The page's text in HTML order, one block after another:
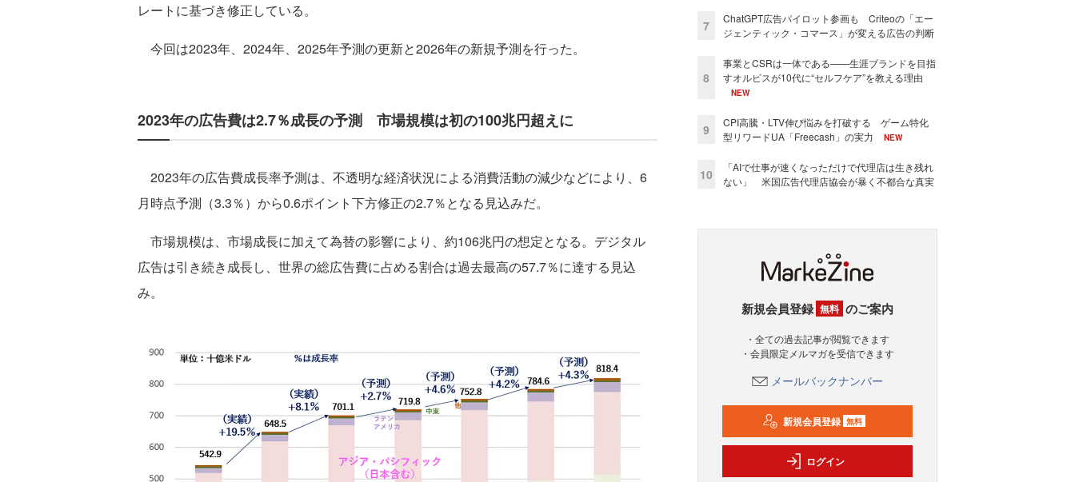
レートに基づき修正している。
今回は2023年、2024年、2025年予測の更新と2026年の新規予測を行った。
2023年の広告費は2.7％成長の予測 市場規模は初の100兆円超えに
2023年の広告費成長率予測は、不透明な経済状況による消費活動の減少などにより、6
月時点予測（3.3％）から0.6ポイント下方修正の2.7％となる見込みだ。
市場規模は、市場成長に加えて為替の影響により、約106兆円の想定となる。デジタル
広告は引き続き成長し、世界の総広告費に占める割合は過去最高の57.7％に達する見込
み。
7
ChatGPT広告パイロット参画も Criteoの「エー
ジェンティック・コマース」が変える広告の判断
8
事業とCSRは一体である――生涯ブランドを目指
すオルビスが10代に“セルフケア”を教える理由
NEW
9
CPI高騰・LTV伸び悩みを打破する ゲーム特化
型リワードUA「Freecash」の実力
NEW
10
「AIで仕事が速くなっただけで代理店は生き残れ
ない」 米国広告代理店協会が暴く不都合な真実
新規会員登録 無料 のご案内
・全ての過去記事が閲覧できます
・会員限定メルマガを受信できます
メールバックナンバー
新規会員登録 無料
ログイン